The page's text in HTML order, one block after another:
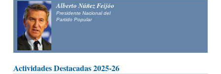
Alberto Núñez Feijóo
Presidente Nacional del
Partido Popular
Actividades Destacadas 2025-26